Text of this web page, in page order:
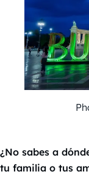
¿No sabes a
tu familia o tus